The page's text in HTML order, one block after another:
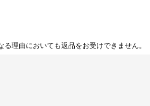
理由においても返品をお受けできません。